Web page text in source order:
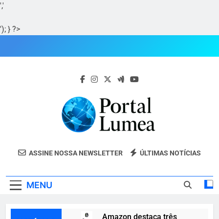
','
'); } ?>
Portal Lumea
Portal Lumea: As Últimas Notícias Do
ASSINE NOSSA NEWSLETTER ÚLTIMAS NOTÍCIAS
MENU
Amazon destaca três